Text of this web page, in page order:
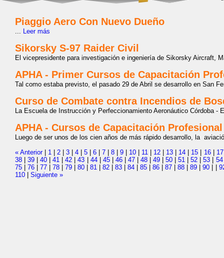
Piaggio Aero Con Nuevo Dueño
... Leer más
Sikorsky S-97 Raider Civil
El vicepresidente para investigación e ingeniería de Sikorsky Aircraft,
APHA - Primer Cursos de Capacitación
Tal como estaba previsto, el pasado 29 de Abril se desarrollo en San
Curso de Combate contra Incendios de
La Escuela de Instrucción y Perfeccionamiento Aeronáutico Córdoba
APHA - Cursos de Capacitación Profesional
Luego de ser unos de los cien años de más rápido desarrollo, la
« Anterior| 1 |2 |3 |4 |5 |6 |7 |8 |9 10 11 12 13 14 15 16| 17
38 |39 |40 |41 |42 |43 44| 45| 46| 47| 48|49 |50 |51 |52 |53 54
75 |76 |77 |78 |79 |80 |81 |82 |83 |84 |85 |86 |87 |88 |89 |90
110
Siguiente »